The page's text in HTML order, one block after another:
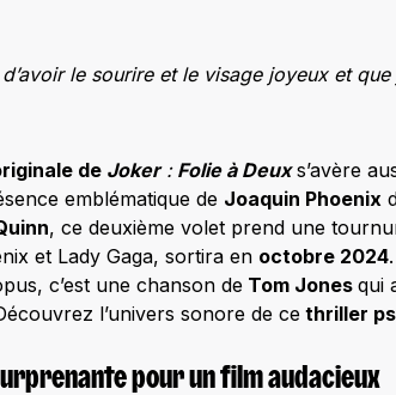
le sourire et le visage joyeux et
de Joker:Folie à Deuxs’avère
emblématique de Joaquin Phoenix
, ce deuxième volet prend une
et Lady Gaga, sortira en octobre 2024
c’est une chanson de Tom Jones qui
l’univers sonore de cethriller
pour un film audacieux